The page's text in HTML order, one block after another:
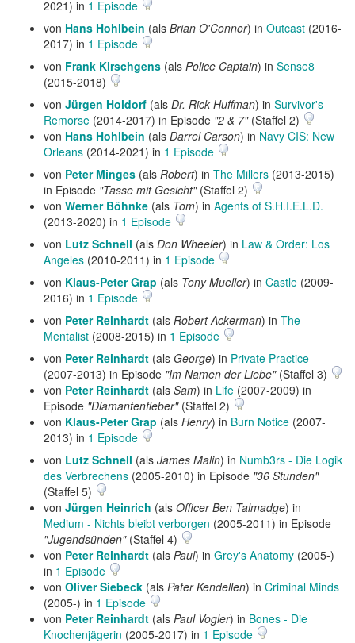
2021) in 1 Episode
von Hans Hohlbein (als Brian O'Connor) in Outcast (2016-
2017) in 1 Episode
von Frank Kirschgens (als Police Captain) in Sense8
(2015-2018)
von Jürgen Holdorf (als Dr. Rick Huffman) in Survivor's
Remorse (2014-2017) in Episode "2 & 7"(Staffel 2)
von Hans Hohlbein (als Darrel Carson) in Navy CIS: New
Orleans (2014-2021) in 1 Episode
von Peter Minges (als Robert) in The Millers (2013-2015)
in Episode "Tasse mit Gesicht"(Staffel 2)
von Werner Böhnke (als Tom) in Agents of S.H.I.E.L.D.
(2013-2020) in 1 Episode
von Lutz Schnell (als Don Wheeler) in Law & Order: Los
Angeles (2010-2011) in 1 Episode
von Klaus-Peter Grap (als Tony Mueller) in Castle (2009-
2016) in 1 Episode
von Peter Reinhardt (als Robert Ackerman) in The
Mentalist (2008-2015) in 1 Episode
von Peter Reinhardt (als George) in Private Practice
(2007-2013) in Episode "Im Namen der Liebe"(Staffel 3)
von Peter Reinhardt (als Sam) in Life (2007-2009) in
Episode "Diamantenfieber"(Staffel 2)
von Klaus-Peter Grap (als Henry) in Burn Notice (2007-
2013) in 1 Episode
von Lutz Schnell (als James Malin) in Numb3rs - Die Logik
des Verbrechens (2005-2010) in Episode "36 Stunden"
(Staffel 5)
von Jürgen Heinrich (als Officer Ben Talmadge) in
Medium - Nichts bleibt verborgen (2005-2011) in Episode
"Jugendsünden"(Staffel 4)
von Peter Reinhardt (als Paul) in Grey's Anatomy (2005-)
in 1 Episode
von Oliver Siebeck (als Pater Kendellen) in Criminal Minds
(2005-) in 1 Episode
von Peter Reinhardt (als Paul Vogler) in Bones - Die
Knochenjägerin (2005-2017) in 1 Episode